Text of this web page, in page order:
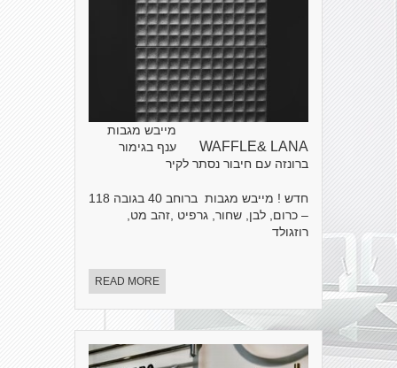
WAFFLE& LANA
מייבש מגבות
ענף בגימור
ברונזה עם חיבור נסתר לקיר
חדש ! מייבש מגבות ברוחב 40 בגובה 118
– כרום, לבן, שחור, גרפיט ,זהב מט,
רוזגולד
READ MORE